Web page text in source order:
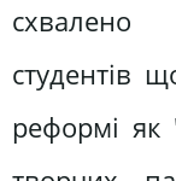
схвалено
студентів
реформі як